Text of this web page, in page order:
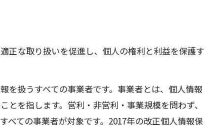
正な取り扱いを促進し、個人の権利と利益を保護す
を扱うすべての事業者です。事業者とは、個人情報
とを指します。営利・非営利・事業規模を問わず、
べての事業者が対象です。2017年の改正個人情報保